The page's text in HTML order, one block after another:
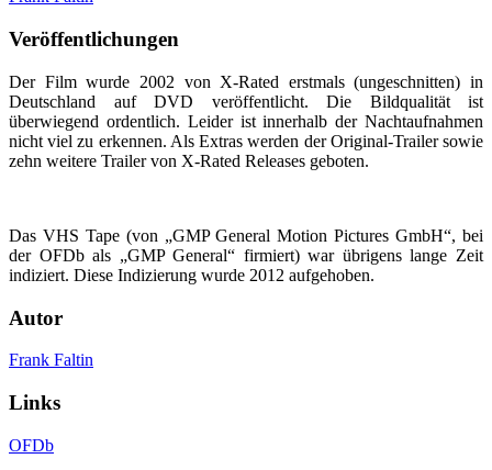
Veröffentlichungen
Der Film wurde 2002 von X-Rated erstmals (ungeschnitten) in
Deutschland auf DVD veröffentlicht. Die Bildqualität ist
überwiegend ordentlich. Leider ist innerhalb der Nachtaufnahmen
nicht viel zu erkennen. Als Extras werden der Original-Trailer sowie
zehn weitere Trailer von X-Rated Releases geboten.
Das VHS Tape (von „GMP General Motion Pictures GmbH“, bei
der OFDb als „GMP General“ firmiert) war übrigens lange Zeit
indiziert. Diese Indizierung wurde 2012 aufgehoben.
Autor
Frank Faltin
Links
OFDb